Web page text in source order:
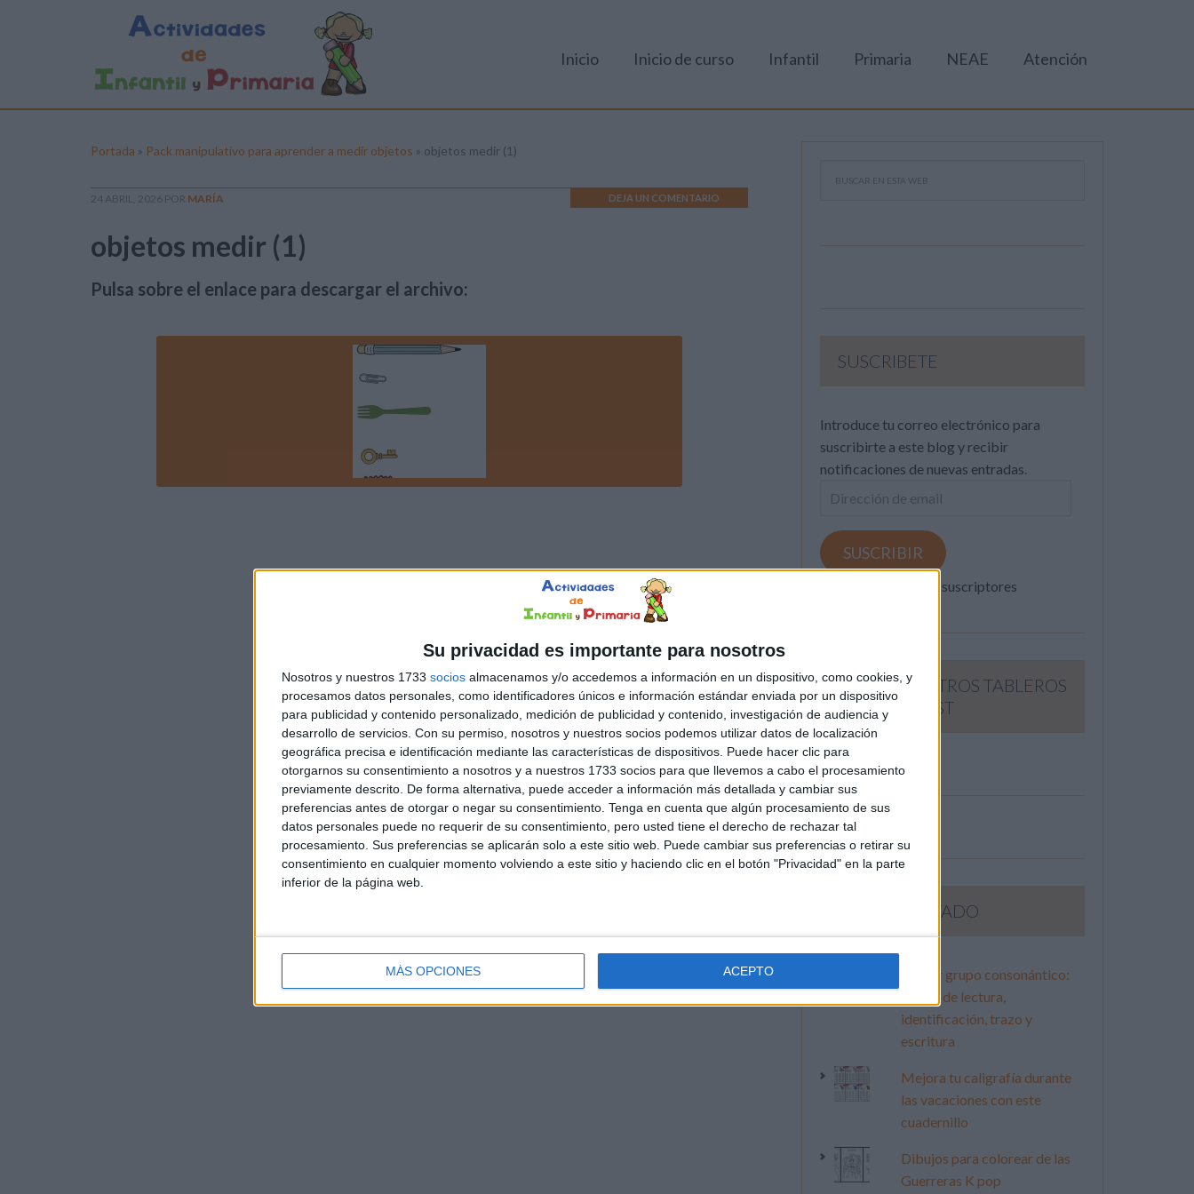
Su privacidad es importante para nosotros
Nosotros y nuestros 1733 socios almacenamos y/o accedemos a información en un dispositivo, como cookies, y
procesamos datos personales, como identificadores únicos e información estándar enviada por un dispositivo
para publicidad y contenido personalizado, medición de publicidad y contenido, investigación de audiencia y
desarrollo de servicios. Con su permiso, nosotros y nuestros socios podemos utilizar datos de localización
geográfica precisa e identificación mediante las características de dispositivos. Puede hacer clic para
otorgarnos su consentimiento a nosotros y a nuestros 1733 socios para que llevemos a cabo el procesamiento
previamente descrito. De forma alternativa, puede acceder a información más detallada y cambiar sus
preferencias antes de otorgar o negar su consentimiento. Tenga en cuenta que algún procesamiento de sus
datos personales puede no requerir de su consentimiento, pero usted tiene el derecho de rechazar tal
procesamiento. Sus preferencias se aplicarán solo a este sitio web. Puede cambiar sus preferencias o retirar su
consentimiento en cualquier momento volviendo a este sitio y haciendo clic en el botón "Privacidad" en la parte
inferior de la página web.
MÁS OPCIONES ACEPTO
Inicio Inicio de curso Infantil Primaria NEAE Atención
Portada » Pack manipulativo para aprender a medir objetos » objetos medir (1)
24 ABRIL, 2026 POR MARÍA DEJA UN COMENTARIO
objetos medir (1)
Pulsa sobre el enlace para descargar el archivo:
SUSCRIBETE
Introduce tu correo electrónico para
suscribirte a este blog y recibir
notificaciones de nuevas entradas.
Dirección
email
SUSCRIBIR
Únete a otros 371K suscriptores
SIGUE NUESTROS TABLEROS
EN PINTEREST
LO MÁS VISITADO
Primer grupo consonántico:
Fichas de lectura,
identificación, trazo y
escritura
Mejora tu caligrafía durante
las vacaciones con este
cuadernillo
Dibujos para colorear de las
Guerreras K pop